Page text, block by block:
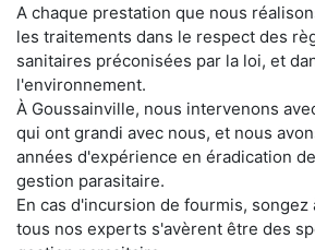
A chaque prestation que nous
les traitements dans le respect des
sanitaires préconisées par la loi, et
l'environnement.
À Goussainville, nous intervenons
qui ont grandi avec nous, et nous
années d'expérience en éradication
gestion parasitaire.
En cas d'incursion de fourmis,
tous nos experts s'avèrent être des